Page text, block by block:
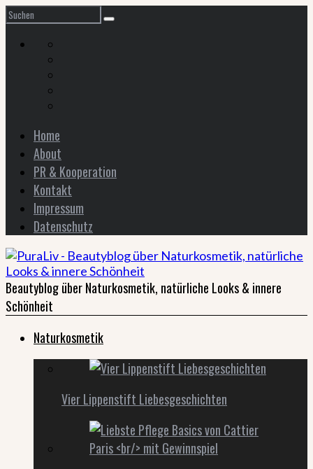
Home
About
PR & Kooperation
Kontakt
Impressum
Datenschutz
Beautyblog über Naturkosmetik, natürliche Looks & innere
Schönheit
Naturkosmetik
Vier Lippenstift Liebesgeschichten